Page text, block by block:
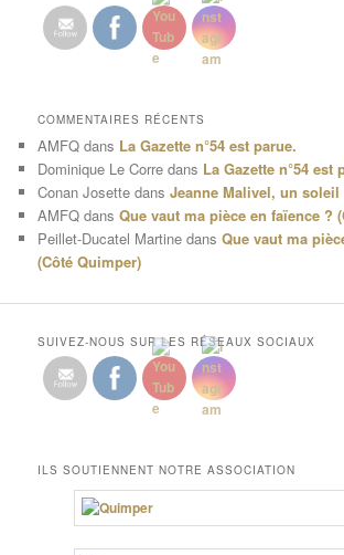
COMMENTAIRES RÉCENTS
AMFQ dans La Gazette n°54 est parue.
Dominique Le Corre dans La Gazette n°54 est
Conan Josette dansJeanne Malivel, un soleil
AMFQ dansQue vaut ma pièce en faïence ?
Peillet-Ducatel Martine dansQue vaut ma
(Côté Quimper)
SUIVEZ-NOUS SUR LES RÉSEAUX SOCIAUX
ILS SOUTIENNENT NOTRE ASSOCIATION